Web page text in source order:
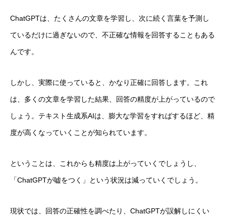
ChatGPTは、たくさんの文章を学習し、次に続く言葉を予測し
ているだけに過ぎないので、不正確な情報を回答することもある
んです。
しかし、実際に使っていると、かなり正確に回答します。これ
は、多くの文章を学習した結果、回答の精度が上がっているので
しょう。テキスト生成系AIは、膨大な学習をすればするほど、精
度が高くなっていくことが知られています。
ということは、これからも精度は上がっていくでしょうし、
「ChatGPTが嘘をつく」という状況は減っていくでしょう。
現状では、回答の正確性を調べたり、ChatGPTが誤解しにくい